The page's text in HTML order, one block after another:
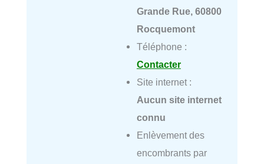
Grande Rue, 60800
Rocquemont
Téléphone :
Contacter
Site internet :
Aucun site internet
connu
Enlèvement des
encombrants par